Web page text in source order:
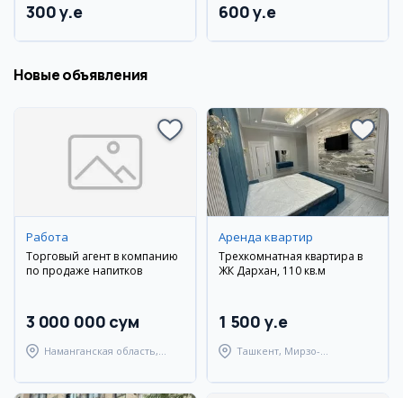
300 y.e 600 y.e
Новые объявления
Работа
Торговый агент в компанию
по продаже напитков
3 000 000 сум
Наманганская область,
Аренда квартир
Трехкомнатная квартира в
ЖК Дархан, 110 кв.м
1 500 y.e
Ташкент, Мирзо-